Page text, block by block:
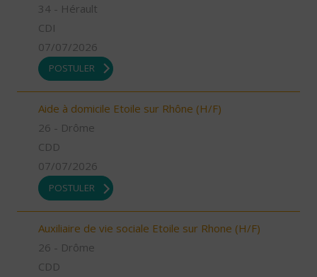
34 - Hérault
CDI
07/07/2026
POSTULER
Aide à domicile Etoile sur Rhône (H/F)
26 - Drôme
CDD
07/07/2026
POSTULER
Auxiliaire de vie sociale Etoile sur Rhone (H/F)
26 - Drôme
CDD